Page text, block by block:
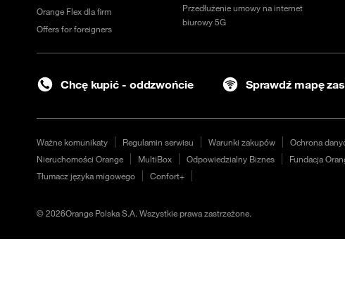
Orange Flex dla firm
Offers for foreigners
Przedłużenie umowy na internet
biurowy 5G
Chcę kupić - oddzwońcie Sprawdź mapę
Ważne komunikaty Regulamin serwisu Warunki zakupów Ochrona
Nieruchomości Orange
MultiBox Odpowiedzialny Biznes Fundacja
Tłumacz języka migowego
Confort+
©2026Orange Polska S.A. Wszystkie prawa zastrzeżone.